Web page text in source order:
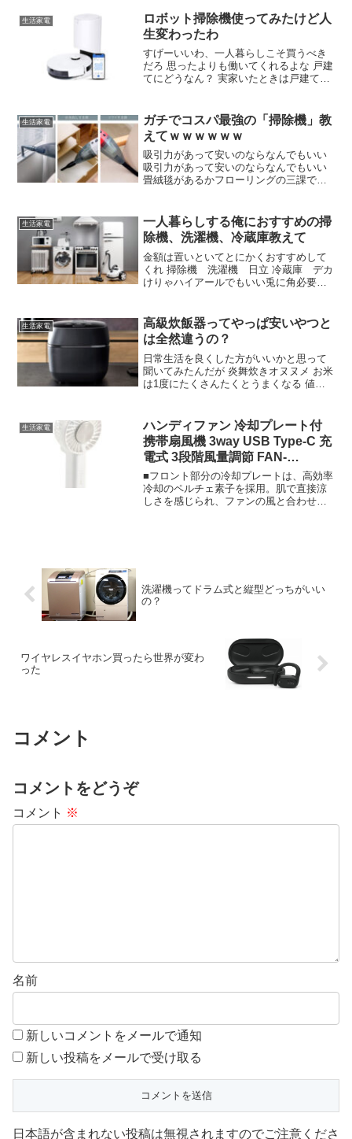
けは付けとけ 少し高めのだと自動温め機
能とかついてる
生活家電
ロボット掃除機使ってみたけど人
生変わったわ
すげーいいわ、一人暮らしこそ買うべき
だろ 思ったよりも働いてくれるよな 戸建
てにどうなん？ 実家いたときは戸建てだ
にロボット自体を自分で運んでる人がほ
とんどみたいだね
生活家電
ガチでコスパ最強の「掃除機」教
えてｗｗｗｗｗｗ
吸引力があって安いのならなんでもいい
吸引力があって安いのならなんでもいい
畳絨毯があるかフローリングの三課で３
パック式がおすすめちょっと調べてくる
ね ええんか すまんな
生活家電
一人暮らしする俺におすすめの掃
除機、洗濯機、冷蔵庫教えて
金額は置いといてとにかくおすすめして
くれ 掃除機 洗濯機 日立 冷蔵庫 デカ
けりゃハイアールでもいい兎に角必要以
けっていわれるんだけど実際どうなん？
洗浄力は斜めドラムより縦ドラム
生活家電
高級炊飯器ってやっぱ安いやつと
は全然違うの？
日常生活を良くした方がいいかと思って
聞いてみたんだが 炎舞炊きオヌヌメ お米
は1度にたくさんたくとうまくなる 値段
匠の方が美味いぞ そこまでしてガスを勧
める理由は何なんだ？ 美味いから
生活家電
ハンディファン 冷却プレート付
携帯扇風機 3way USB Type-C 充
電式 3段階風量調節 FAN-
U252WH
■フロント部分の冷却プレートは、高効率
冷却のペルチェ素子を採用。肌で直接涼
しさを感じられ、ファンの風と合わせて
す。■持ち手を折り曲げて卓上ファンとし
ても使えます。外出時は首にかけて涼し
す。■好みに合わせて3段階（弱・中・
強）の風量調節ができます。■異物が羽根
に挟まると停止し、取り除くと動作を再
開。自動安全OFF設計です。■USB Type-
C（TM）ポートから充電が可能。付属の
ン電池■連続動作時間:冷却プレートOFF
- USB Type-C（TM）ケーブル×1本（約
承っておりません。事前に十分にご検討
いただいた上でご注文ください。■メーカ
ー保証について保証期間内であれば商品
に同梱されている納品書とメーカー保証
書にてお受けいただくことができます。
お手元に届きましたらご一緒に保管をお
洗濯機ってドラム式と縦型どっちがいい
の？
ワイヤレスイヤホン買ったら世界が変わ
った
コメント
コメントをどうぞ
コメント ※
名前
新しいコメントをメールで通知
新しい投稿をメールで受け取る
日本語が含まれない投稿は無視されますのでご注意くださ